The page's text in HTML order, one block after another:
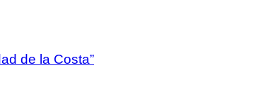
de la Costa”